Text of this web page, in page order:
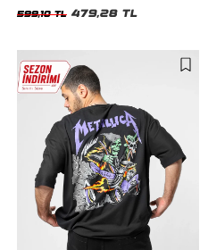
599,10 TL 479,28 TL